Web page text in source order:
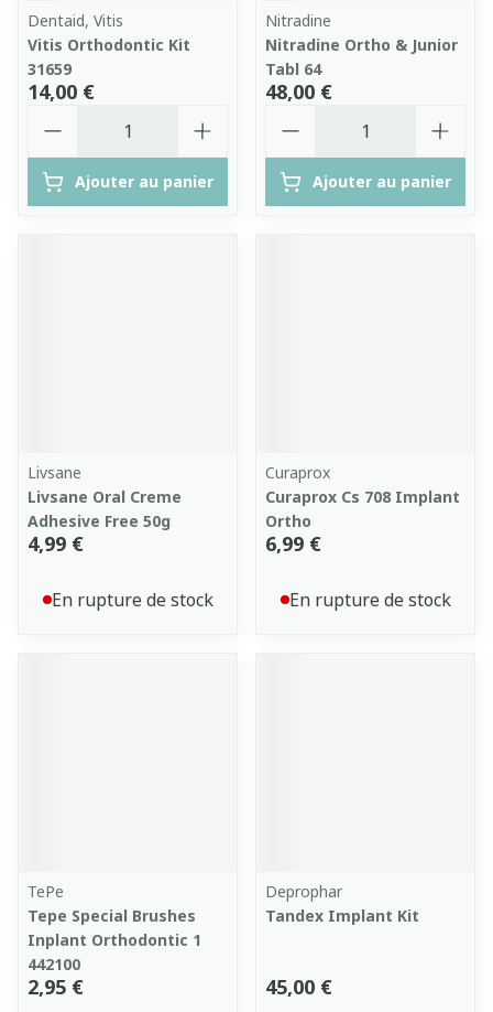
Dentaid, Vitis
Vitis Orthodontic Kit
31659
14,00 €
Ajouter au panier
Nitradine
Nitradine Ortho & Junior
Tabl 64
48,00 €
Ajouter au panier
Livsane
Livsane Oral Creme
Adhesive Free 50g
4,99 €
En rupture de stock
Curaprox
Curaprox Cs 708 Implant
Ortho
6,99 €
En rupture de stock
TePe
Tepe Special Brushes
Inplant Orthodontic 1
442100
2,95 €
Deprophar
Tandex Implant Kit
45,00 €